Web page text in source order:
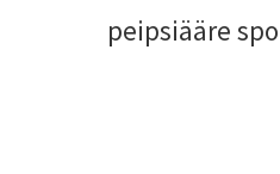
peipsiääre